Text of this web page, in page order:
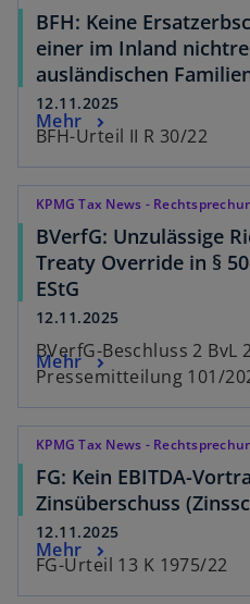
BFH: Keine
einer im Inland
ausländischen
12.11.2025
BFH-Urteil II R 30/22
Mehr
KPMG Tax News -
BVerfG: Unzulässige
Treaty Override in §
EStG
12.11.2025
BVerfG-Beschluss 2 BvL
Pressemitteilung 101/
Mehr
KPMG Tax News -
FG: Kein EBITDA-
Zinsüberschuss
12.11.2025
FG-Urteil 13 K 1975/22
Mehr